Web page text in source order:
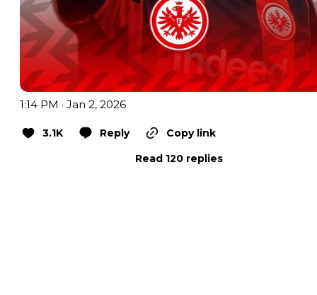
1:14 PM · Jan 2, 2026
3.1K Reply
Copy link
Read 120 replies